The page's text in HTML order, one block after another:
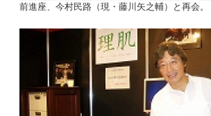
前進座、今村民路（現・藤川矢之輔）と再会。